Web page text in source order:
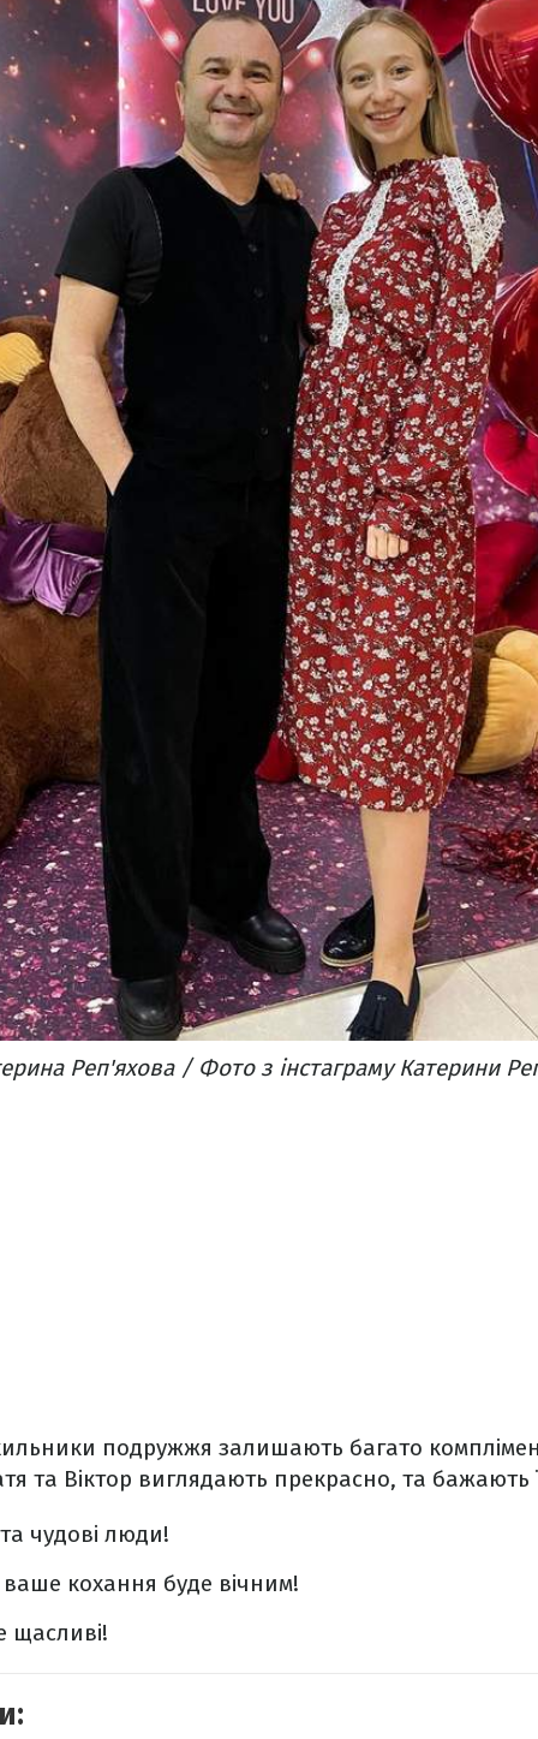
Реп'яхова / Фото з інстаграму Катерини
подружжя залишають багато
та Віктор виглядають прекрасно, та бажають
чудові люди!
кохання буде вічним!
щасливі!